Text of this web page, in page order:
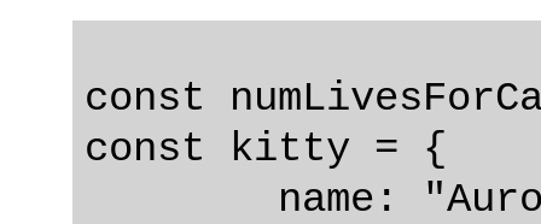
const
const kitty = {